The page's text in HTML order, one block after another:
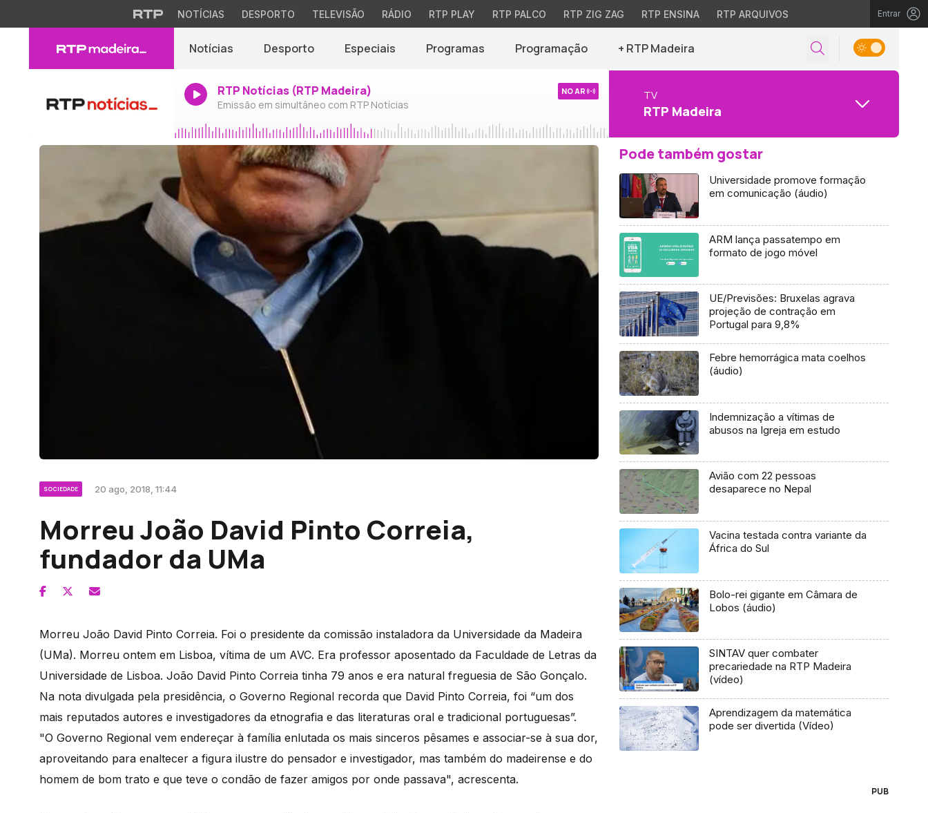
NOTÍCIAS DESPORTO TELEVISÃO RÁDIO RTP PLAY RTP PALCO RTP ZIG ZAG RTP ENSINA RTP ARQUIVOS Entrar
Notícias Desporto Especiais Programas Programação + RTP Madeira
RTP Notícias (RTP Madeira)
Emissão em simultâneo com RTP Notícias
NO AR TV
RTP Madeira
SOCIEDADE 20 ago, 2018, 11:44
Morreu João David Pinto Correia,
fundador da UMa
Morreu João David Pinto Correia. Foi o presidente da comissão instaladora da Universidade da Madeira
(UMa). Morreu ontem em Lisboa, vítima de um AVC. Era professor aposentado da Faculdade de Letras da
Universidade de Lisboa. João David Pinto Correia tinha 79 anos e era natural freguesia de São Gonçalo.
Na nota divulgada pela presidência, o Governo Regional recorda que David Pinto Correia, foi “um dos
mais reputados autores e investigadores da etnografia e das literaturas oral e tradicional portuguesas”.
"O Governo Regional vem endereçar à família enlutada os mais sinceros pêsames e associar-se à sua dor,
aproveitando para enaltecer a figura ilustre do pensador e investigador, mas também do madeirense e do
homem de bom trato e que teve o condão de fazer amigos por onde passava", acrescenta.
Pode também gostar
Universidade promove formação
em comunicação (áudio)
ARM lança passatempo em
formato de jogo móvel
UE/Previsões: Bruxelas agrava
projeção de contração em
Portugal para 9,8%
Febre hemorrágica mata coelhos
(áudio)
Indemnização a vítimas de
abusos na Igreja em estudo
Avião com 22 pessoas
desaparece no Nepal
Vacina testada contra variante da
África do Sul
Bolo-rei gigante em Câmara de
Lobos (áudio)
SINTAV quer combater
precariedade na RTP Madeira
(vídeo)
Aprendizagem da matemática
pode ser divertida (Vídeo)
PUB